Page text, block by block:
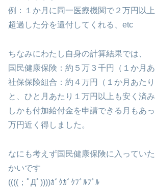
例：１か月に同一医療機関で２万円以
超過した分を還付してくれる、etc
ちなみにわたし自身の計算結果では、
国民健康保険：約５万３千円（１か月あ
社保保険組合：約４万円（１か月あたり
と、ひと月あたり１万円以上も安く済み
しかも付加給付金を申請できる月もあ
万円近く得しました。
なにも考えず国民健康保険に入ってい
かいです
((((；ﾟДﾟ))))ｶﾞｸｶﾞｸﾌﾞﾙﾌﾞﾙ